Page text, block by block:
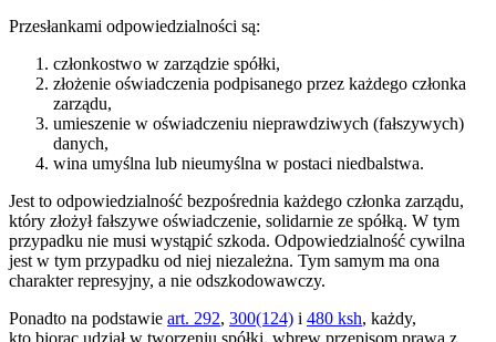
Przesłankami odpowiedzialności są:
członkostwo w zarządzie spółki,
złożenie oświadczenia podpisanego przez każdego członka
zarządu,
umieszenie w oświadczeniu nieprawdziwych (fałszywych)
danych,
wina umyślna lub nieumyślna w postaci niedbalstwa.
Jest to odpowiedzialność bezpośrednia każdego członka zarządu,
który złożył fałszywe oświadczenie, solidarnie ze spółką. W tym
przypadku nie musi wystąpić szkoda. Odpowiedzialność cywilna
jest w tym przypadku od niej niezależna. Tym samym ma ona
charakter represyjny, a nie odszkodowawczy.
Ponadto na podstawie art. 292, 300(124) i 480 ksh, każdy,